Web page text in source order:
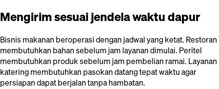
Mengirim sesuai jendela waktu dapur
Bisnis makanan beroperasi dengan jadwal yang ketat. Restoran
membutuhkan bahan sebelum jam layanan dimulai. Peritel
membutuhkan produk sebelum jam pembelian ramai. Layanan
katering membutuhkan pasokan datang tepat waktu agar
persiapan dapat berjalan tanpa hambatan.